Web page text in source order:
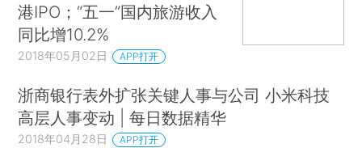
港IPO；“五一”国内旅游收入
同比增10.2%
2018年05月02日 APP打开
浙商银行表外扩张关键人事与公司 小米科技
高层人事变动 | 每日数据精华
2018年04月28日 APP打开